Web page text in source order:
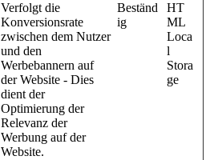
Verfolgt die
Konversionsrate
zwischen dem Nutzer
und den
Werbebannern auf
der Website - Dies
dient der
Optimierung der
Relevanz der
Werbung auf der
Website.
Beständ
ig
HT
ML
Loca
l
Stora
ge